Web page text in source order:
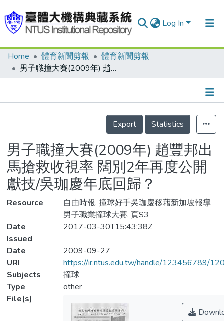
Log In
Communities & Collections
Statistics
Home 體育新聞剪報
體育新聞剪報
男子職撞大賽(2009年) 趙豐邦出馬搶救收視率 闊別2年再度公開獻技/吳珈慶年底回歸？
Details
Export
Statistics
男子職撞大賽(2009年) 趙豐邦出
馬搶救收視率 闊別2年再度公開
獻技/吳珈慶年底回歸？
Resource
自由時報, 撞球好手吳珈慶移藉新加坡報導
男子職業撞球大賽, 頁S3
Date
Issued
2017-03-30T15:43:38Z
Date
2009-09-27
URI
https://ir.ntus.edu.tw/handle/123456789/
Subjects
撞球
Type
other
File(s)